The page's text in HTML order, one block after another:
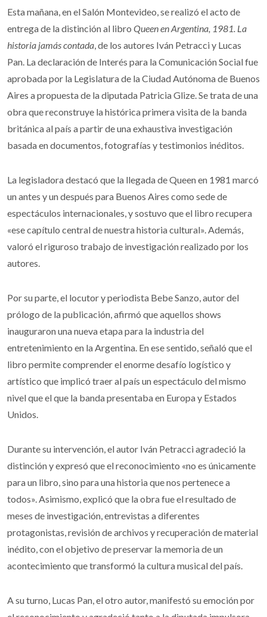
Esta mañana, en el Salón Montevideo, se realizó el acto de
entrega de la distinción al libro Queen en Argentina, 1981. La
historia jamás contada, de los autores Iván Petracci y Lucas
Pan. La declaración de Interés para la Comunicación Social fue
aprobada por la Legislatura de la Ciudad Autónoma de Buenos
Aires a propuesta de la diputada Patricia Glize. Se trata de una
obra que reconstruye la histórica primera visita de la banda
británica al país a partir de una exhaustiva investigación
basada en documentos, fotografías y testimonios inéditos.
La legisladora destacó que la llegada de Queen en 1981 marcó
un antes y un después para Buenos Aires como sede de
espectáculos internacionales, y sostuvo que el libro recupera
«ese capítulo central de nuestra historia cultural». Además,
valoró el riguroso trabajo de investigación realizado por los
autores.
Por su parte, el locutor y periodista Bebe Sanzo, autor del
prólogo de la publicación, afirmó que aquellos shows
inauguraron una nueva etapa para la industria del
entretenimiento en la Argentina. En ese sentido, señaló que el
libro permite comprender el enorme desafío logístico y
artístico que implicó traer al país un espectáculo del mismo
nivel que el que la banda presentaba en Europa y Estados
Unidos.
Durante su intervención, el autor Iván Petracci agradeció la
distinción y expresó que el reconocimiento «no es únicamente
para un libro, sino para una historia que nos pertenece a
todos». Asimismo, explicó que la obra fue el resultado de
meses de investigación, entrevistas a diferentes
protagonistas, revisión de archivos y recuperación de material
inédito, con el objetivo de preservar la memoria de un
acontecimiento que transformó la cultura musical del país.
A su turno, Lucas Pan, el otro autor, manifestó su emoción por